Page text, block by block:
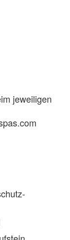
jeweiligen